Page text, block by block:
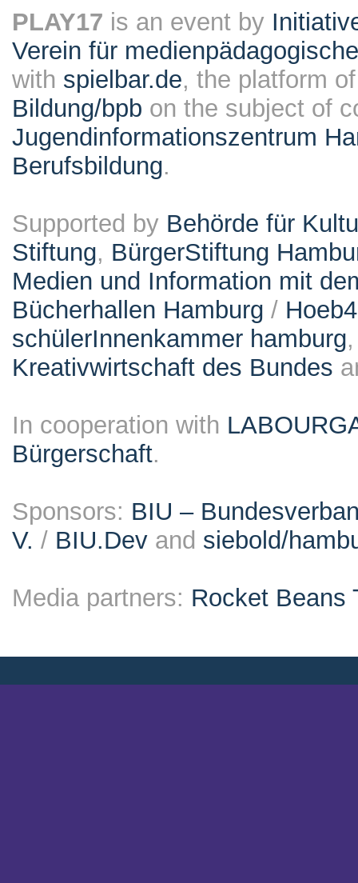
PLAY17 is an event by
Verein für
with spielbar.de, the platform
Bildung/bpb on the subject of
Jugendinformationszentrum
Berufsbildung.
Supported by Behörde für
Stiftung, BürgerStiftung
Medien und Information mit
Bücherhallen Hamburg /
schülerInnenkammer hamburg
Kreativwirtschaft des Bundes
In cooperation with
Bürgerschaft.
Sponsors: BIU –
V. / BIU.Dev and siebold/
Media partners: Rocket Beans